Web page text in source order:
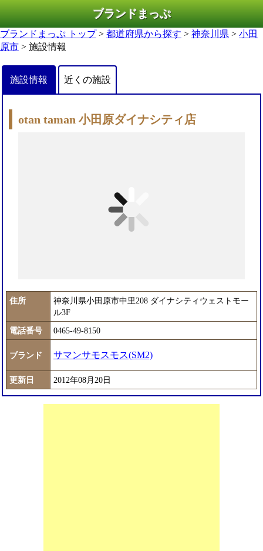
ブランドまっぷ
ブランドまっぷ トップ> 都道府県から探す > 神奈川県 > 小田
原市 > 施設情報
施設情報 近くの施設
otan taman 小田原ダイナシティ店
住所
神奈川県小田原市中里208 ダイナシティウェストモー
ル3F
電話番号
0465-49-8150
ブランド サマンサモスモス(SM2)
更新日 2012年08月20日